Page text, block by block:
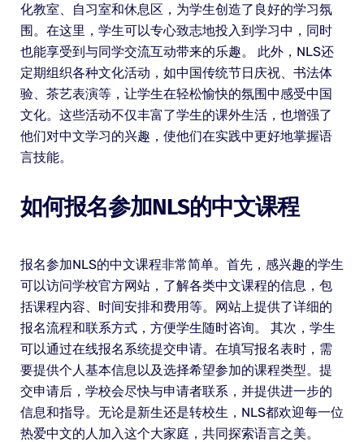
化教室、自习室和休息区，为学生创造了良好的学习氛
围。在这里，学生可以专心致志地投入到学习中，同时
也能享受到与同学交流互动带来的乐趣。 此外，NLS还
定期组织各种文化活动，如中国传统节日庆祝、书法体
验、茶艺表演等，让学生在轻松愉快的氛围中感受中国
文化。这些活动不仅丰富了学生的课外生活，也增强了
他们对中文学习的兴趣，使他们在实践中更好地掌握语
言技能。
如何报名参加NLS的中文课程
报名参加NLS的中文课程非常简单。首先，感兴趣的学生
可以访问学校官方网站，了解各类中文课程的信息，包
括课程内容、时间安排和费用等。网站上提供了详细的
报名流程和联系方式，方便学生随时咨询。 其次，学生
可以通过在线报名系统提交申请。在填写报名表时，需
要提供个人基本信息以及选择希望参加的课程类型。提
交申请后，学校会尽快与申请者联系，并提供进一步的
信息和指导。无论是新生还是转校生，NLS都欢迎每一位
热爱中文的人加入这个大家庭，共同探索语言之美。